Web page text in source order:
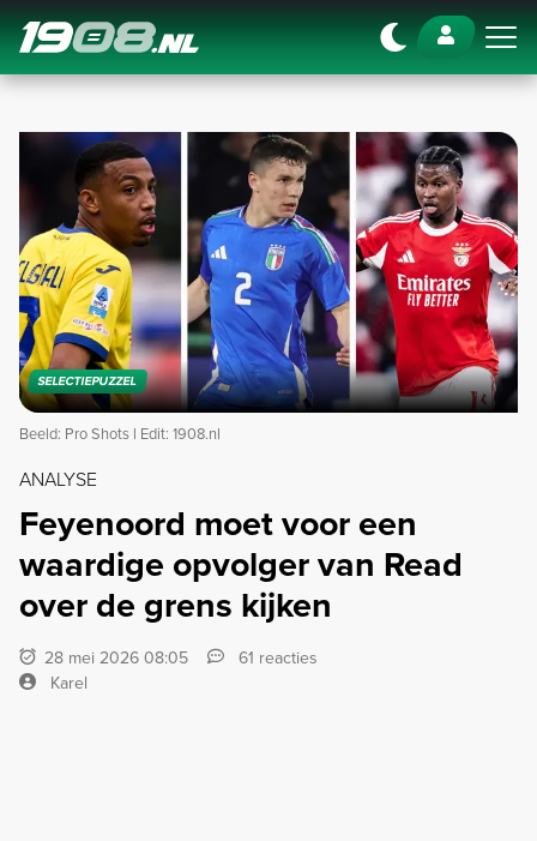
Navigation
SELECTIEPUZZEL
Beeld: Pro Shots l Edit: 1908.nl
ANALYSE
Feyenoord moet voor een
waardige opvolger van Read
over de grens kijken
28 mei 2026 08:05
61 reacties
Karel